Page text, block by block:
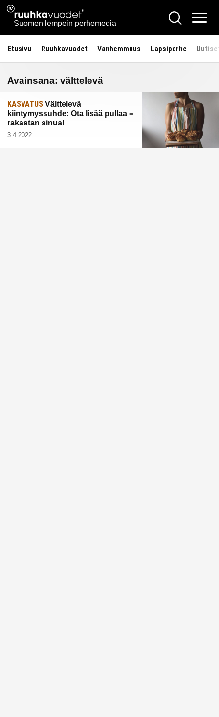
Siirry
sisältöön
Ruuhkavuodet.fi
Suomen lempein perhemedia
Hae
Etusivu Ruuhkavuodet Vanhemmuus Lapsiperhe
Avainsana: välttelevä
KASVATUS Välttelevä
kiintymyssuhde: Ota lisää pullaa =
rakastan sinua!
3.4.2022